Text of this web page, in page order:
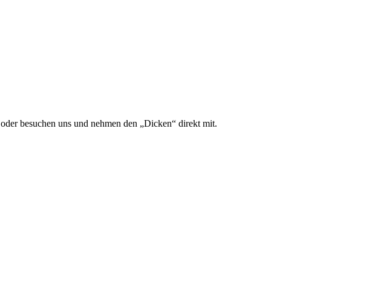
oder besuchen uns und nehmen den „Dicken“ direkt mit.